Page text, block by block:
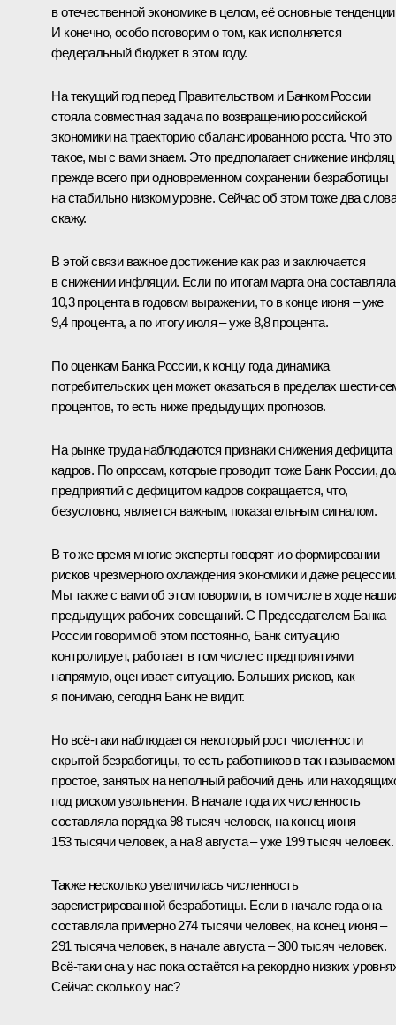
в отечественной экономике в целом, её основные
И конечно, особо поговорим о том, как исполняется
федеральный бюджет в этом году.
На текущий год перед Правительством и Банком России
стояла совместная задача по возвращению российской
экономики на траекторию сбалансированного роста. Что это
такое, мы с вами знаем. Это предполагает снижение
прежде всего при одновременном сохранении безработицы
на стабильно низком уровне. Сейчас об этом тоже два
скажу.
В этой связи важное достижение как раз и заключается
в снижении инфляции. Если по итогам марта она составляла
10,3 процента в годовом выражении, то в конце июня – уже
9,4 процента, а по итогу июля – уже 8,8 процента.
По оценкам Банка России, к концу года динамика
потребительских цен может оказаться в пределах шести-
процентов, то есть ниже предыдущих прогнозов.
На рынке труда наблюдаются признаки снижения дефицита
кадров. По опросам, которые проводит тоже Банк России,
предприятий с дефицитом кадров сокращается, что,
безусловно, является важным, показательным сигналом.
В то же время многие эксперты говорят и о формировании
рисков чрезмерного охлаждения экономики и даже
Мы также с вами об этом говорили, в том числе в ходе
предыдущих рабочих совещаний. С Председателем Банка
России говорим об этом постоянно, Банк ситуацию
контролирует, работает в том числе с предприятиями
напрямую, оценивает ситуацию. Больших рисков, как
я понимаю, сегодня Банк не видит.
Но всё-таки наблюдается некоторый рост численности
скрытой безработицы, то есть работников в так называемом
простое, занятых на неполный рабочий день или
под риском увольнения. В начале года их численность
составляла порядка 98 тысяч человек, на конец июня –
153 тысячи человек, а на 8 августа – уже 199 тысяч человек.
Также несколько увеличилась численность
зарегистрированной безработицы. Если в начале года она
составляла примерно 274 тысячи человек, на конец июня –
291 тысяча человек, в начале августа – 300 тысяч человек.
Всё-таки она у нас пока остаётся на рекордно низких
Сейчас сколько у нас?